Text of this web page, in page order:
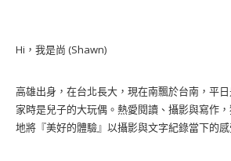
Hi，我是尚 (Shawn)
高雄出身，在台北長大，現在南飄於台南，平
家時是兒子的大玩偶。熱愛閱讀、攝影與寫作
地將『美好的體驗』以攝影與文字紀錄當下的感